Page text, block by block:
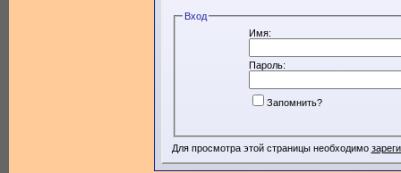
Вход
Имя:
Пароль:
Запомнить?
Для просмотра этой страницы необходимо